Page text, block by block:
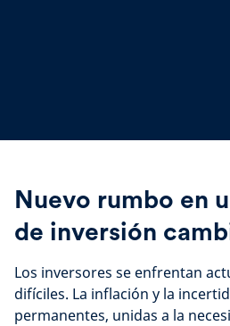
Nuevo rumbo en
de inversión
Los inversores se enfrentan
difíciles. La inflación y la
permanentes, unidas a la